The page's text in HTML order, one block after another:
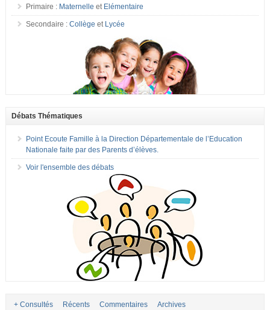
Primaire : Maternelle et Elémentaire
Secondaire : Collège et Lycée
Débats Thématiques
Point Ecoute Famille à la Direction Départementale de l’Education
Nationale faite par des Parents d’élèves.
Voir l'ensemble des débats
+ Consultés Récents Commentaires Archives